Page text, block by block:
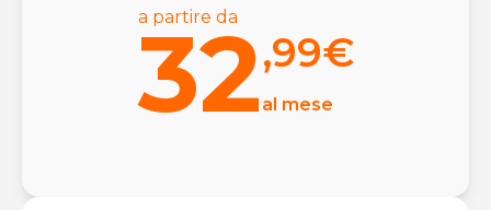
a partire da
32,99€
al mese